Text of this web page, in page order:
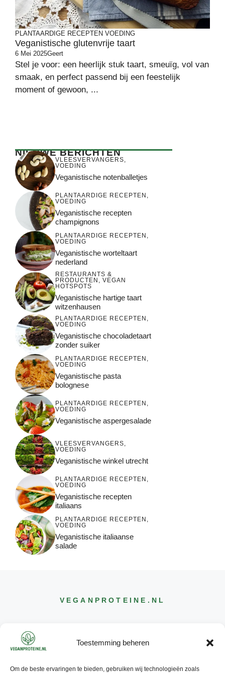
Toestemming beheren
Om de beste ervaringen te bieden, gebruiken wij technologieën zoals
PLANTAARDIGE RECEPTEN VOEDING
Veganistische glutenvrije taart
6 Mei 2025Geert
Stel je voor: een heerlijk stuk taart, smeuïg, vol van
smaak, en perfect passend bij een feestelijk
moment of gewoon, ...
NIEUWE BERICHTEN
VLEESVERVANGERS,
VOEDING
Veganistische notenballetjes
PLANTAARDIGE RECEPTEN ,
VOEDING
Veganistische recepten
champignons
PLANTAARDIGE RECEPTEN ,
VOEDING
Veganistische worteltaart
nederland
RESTAURANTS &
PRODUCTEN , VEGAN
HOTSPOTS
Veganistische hartige taart
witzenhausen
PLANTAARDIGE RECEPTEN ,
VOEDING
Veganistische chocoladetaart
zonder suiker
PLANTAARDIGE RECEPTEN ,
VOEDING
Veganistische pasta
bolognese
PLANTAARDIGE RECEPTEN ,
VOEDING
Veganistische aspergesalade
VLEESVERVANGERS,
VOEDING
Veganistische winkel utrecht
PLANTAARDIGE RECEPTEN ,
VOEDING
Veganistische recepten
italiaans
PLANTAARDIGE RECEPTEN ,
VOEDING
Veganistische italiaanse
salade
VEGANPROTEINE .NL
CONTACT